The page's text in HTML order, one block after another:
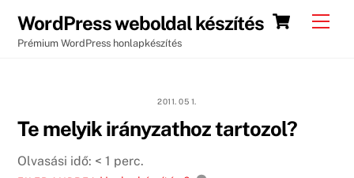
content
Cart
WordPress weboldal készítés
Prémium WordPress honlapkészítés
2011. 05 1.
Te melyik irányzathoz tartozol?
Olvasási idő: < 1 perc.